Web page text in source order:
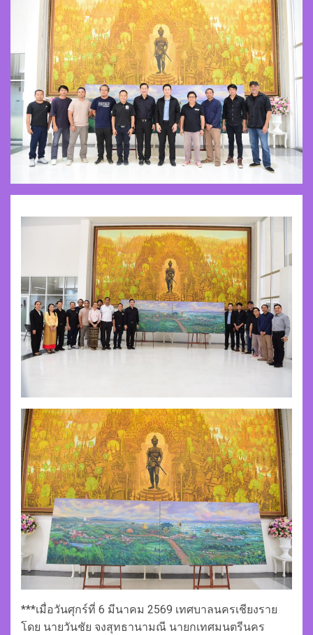
***เมื่อวันศุกร์ที่ 6 มีนาคม 2569 เทศบาลนครเชียงราย
โดย นายวันชัย จงสุทธานามณี นายกเทศมนตรีนคร